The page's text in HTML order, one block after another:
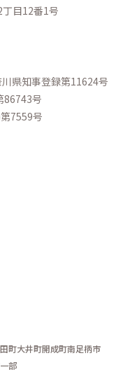
目12番1号
県知事登録第11624号
86743号
7559号
町大井町開成町南足柄市
部